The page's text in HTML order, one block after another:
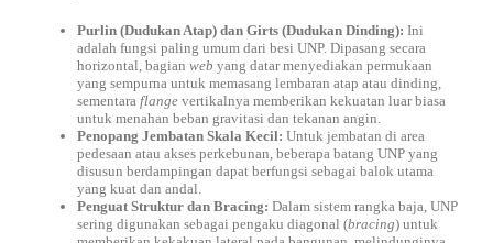
Purlin (Dudukan Atap) dan Girts (Dudukan Dinding): Ini
adalah fungsi paling umum dari besi UNP. Dipasang secara
horizontal, bagian web yang datar menyediakan permukaan
yang sempurna untuk memasang lembaran atap atau dinding,
sementara flange vertikalnya memberikan kekuatan luar biasa
untuk menahan beban gravitasi dan tekanan angin.
Penopang Jembatan Skala Kecil: Untuk jembatan di area
pedesaan atau akses perkebunan, beberapa batang UNP yang
disusun berdampingan dapat berfungsi sebagai balok utama
yang kuat dan andal.
Penguat Struktur dan Bracing: Dalam sistem rangka baja, UNP
sering digunakan sebagai pengaku diagonal (bracing) untuk